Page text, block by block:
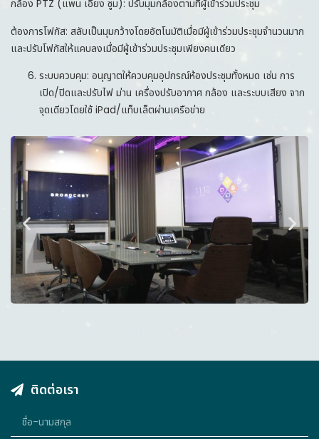
กล้อง PTZ (แพน เอียง ซูม): ปรับมุมกล้องตามที่ผู้เข้าร่วมประชุม
ต้องการโฟกัส: สลับเป็นมุมกว้างโดยอัตโนมัติเมื่อมีผู้เข้าร่วมประชุมจำนวนมาก
และปรับโฟกัสให้แคบลงเมื่อมีผู้เข้าร่วมประชุมเพียงคนเดียว
ระบบควบคุม: อนุญาตให้ควบคุมอุปกรณ์ห้องประชุมทั้งหมด เช่น การ
เปิด/ปิดและปรับไฟ ม่าน เครื่องปรับอากาศ กล้อง และระบบเสียง จาก
จุดเดียวโดยใช้ iPad/แท็บเล็ตผ่านเครือข่าย
ติดต่อเรา